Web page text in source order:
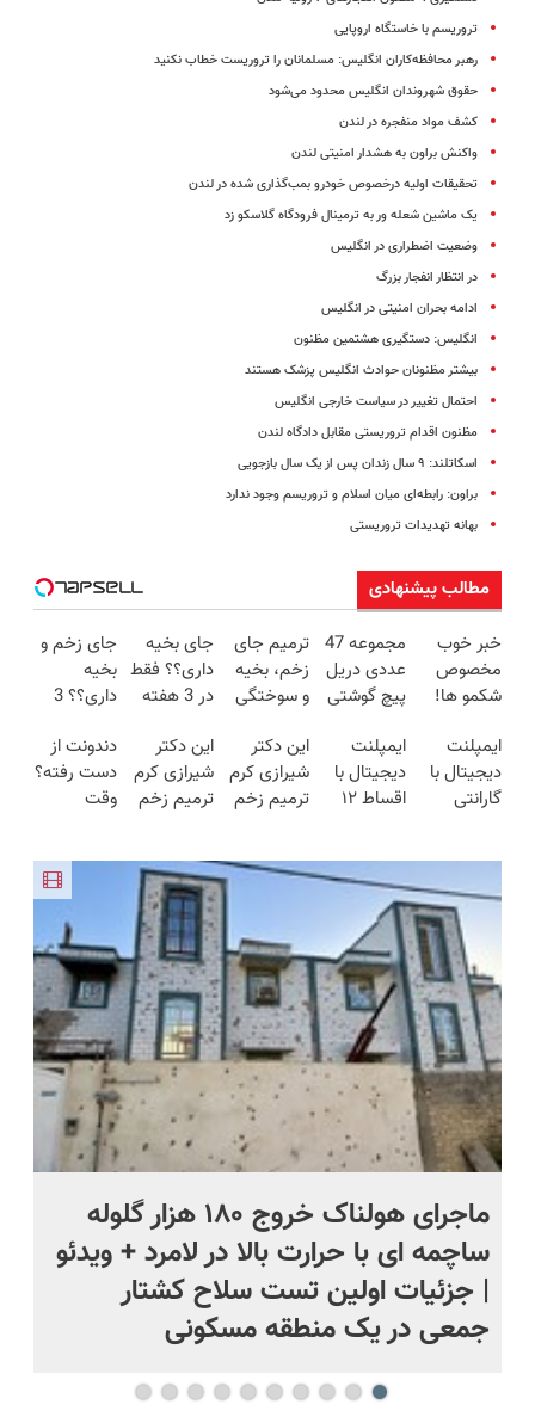
تروریسم با خاستگاه اروپایی
رهبر محافظه‌کاران انگلیس: مسلمانان را تروریست خطاب نکنید ‬
حقوق شهروندان انگلیس‌ محدود می‌شود
کشف‌ مواد منفجره‌ در لندن‌
واکنش‌ براون‌ به‌ هشدار امنیتی‌ لندن‌
تحقیقات اولیه درخصوص خودرو بمب‌گذاری شده در لندن
یک ماشین شعله ور به ترمینال فرودگاه گلاسکو زد
وضعیت اضطراری در انگلیس
در انتظار انفجار بزرگ
ادامه بحران امنیتی در انگلیس
انگلیس: دستگیری هشتمین مظنون
بیشتر مظنونان حوادث انگلیس پزشک هستند
احتمال تغییر در سیاست خارجی انگلیس
مظنون اقدام تروریستی مقابل دادگاه لندن
اسکاتلند: ‪ ۹‬سال زندان پس از یک سال بازجویی
براون: رابطه‌ای میان اسلام و تروریسم وجود ندارد
بهانه تهدیدات تروریستی
مطالب پیشنهادی
خبر خوب
مخصوص
شکمو ها!
روش لاغری
معرفی شد
مجموعه 47
عددی دریل
پیچ گوشتی
(تخفیف به
مدت
محدود)
ترمیم جای
زخم، بخیه
و سوختگی
هفته!!😍
جای بخیه
داری؟؟ فقط
در 3 هفته
کن!😍
جای زخم و
بخیه
داری؟؟ 3
محوش کن!
ایمپلنت
دیجیتال با
گارانتی
بدون ضامن
ایمپلنت
دیجیتال با
اقساط ۱۲
این دکتر
شیرازی کرم
ترمیم زخم
این دکتر
شیرازی کرم
ترمیم زخم
دندونت از
دست رفته؟
وقت
ماجرای هولناک خروج ۱۸۰ هزار گلوله
ساچمه ای با حرارت بالا در لامرد + ویدئو
| جزئیات اولین تست سلاح کشتار
جمعی در یک منطقه مسکونی